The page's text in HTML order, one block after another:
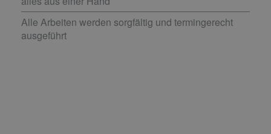
Alle Arbeiten werden sorgfältig und termingerecht
ausgeführt